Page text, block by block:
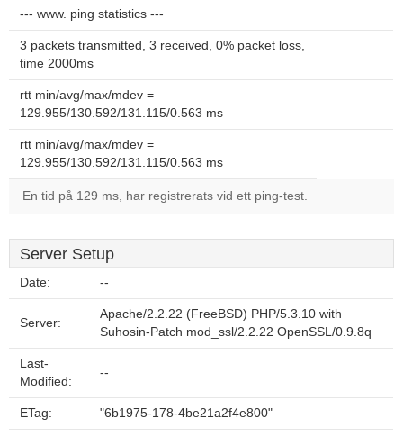
--- www. ping statistics ---
3 packets transmitted, 3 received, 0% packet loss,
time 2000ms
rtt min/avg/max/mdev =
129.955/130.592/131.115/0.563 ms
rtt min/avg/max/mdev =
129.955/130.592/131.115/0.563 ms
En tid på 129 ms, har registrerats vid ett ping-test.
Server Setup
Date: --
Server:
Apache/2.2.22 (FreeBSD) PHP/5.3.10 with
Suhosin-Patch mod_ssl/2.2.22 OpenSSL/0.9.8q
Last-
Modified:
--
ETag: "6b1975-178-4be21a2f4e800"